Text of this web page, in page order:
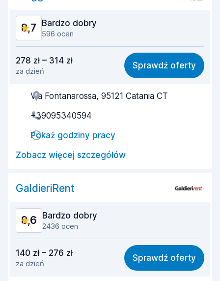
8,7 Bardzo dobry
596 ocen
8,3
Łatwość znalezienia 8,4
Pomocność przedstawiciela
Szybkość odbioru
Szybkość zwrotu
Czystość samochodu
Stan samochodu
278 zł – 314 zł
za dzień
Sprawdź oferty
Via Fontanarossa, 95121 Catania CT
+39095340594
Pokaż godziny pracy
Zobacz więcej szczegółów
GaldieriRent
8,6 Bardzo dobry
2436 ocen
8,8
Łatwość znalezienia 8,5
140 zł – 276 zł
za dzień
Sprawdź oferty